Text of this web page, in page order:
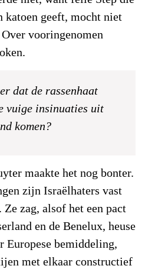
katoen geeft, mocht niet
vooringenomen
dat de rassenhaat
vuige insinuaties uit
komen?
maakte het nog bonter.
zijn Israëlhaters vast
zag, alsof het een pact
en de Benelux, heuse
Europese bemiddeling,
met elkaar constructief